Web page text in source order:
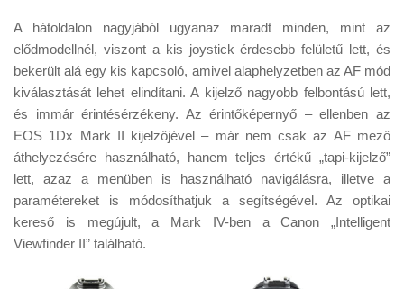
A hátoldalon nagyjából ugyanaz maradt minden, mint az
elődmodellnél, viszont a kis joystick érdesebb felületű lett, és
bekerült alá egy kis kapcsoló, amivel alaphelyzetben az AF mód
kiválasztását lehet elindítani. A kijelző nagyobb felbontású lett,
és immár érintésérzékeny. Az érintőképernyő – ellenben az
EOS 1Dx Mark II kijelzőjével – már nem csak az AF mező
áthelyezésére használható, hanem teljes értékű „tapi-kijelző”
lett, azaz a menüben is használható navigálásra, illetve a
paramétereket is módosíthatjuk a segítségével. Az optikai
kereső is megújult, a Mark IV-ben a Canon „Intelligent
Viewfinder II” található.